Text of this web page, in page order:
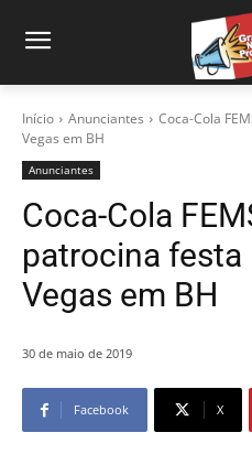
Início Anunciantes
Coca-Cola
Vegas em BH
Anunciantes
Coca-Cola
patrocina festa
Vegas em BH
30 de maio de 2019
Facebook X